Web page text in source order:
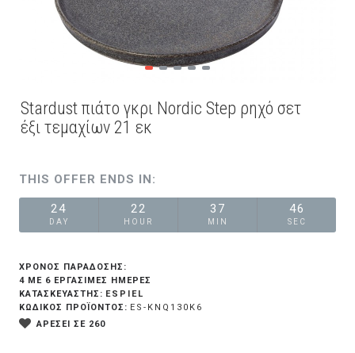
Stardust πιάτο γκρι Nordic Step ρηχό σετ
έξι τεμαχίων 21 εκ
THIS OFFER ENDS IN:
24
DAY
22
HOUR
37
MIN
46
SEC
ΧΡΟΝΟΣ ΠΑΡΑΔΟΣΗΣ:
4 ΜΕ 6 ΕΡΓΆΣΙΜΕΣ ΗΜΈΡΕΣ
ΚΑΤΑΣΚΕΥΑΣΤΗΣ: ESPIEL
ΚΩΔΙΚΟΣ ΠΡΟΪΟΝΤΟΣ: ES-KNQ130K6
ΑΡΕΣΕΙ ΣΕ 260